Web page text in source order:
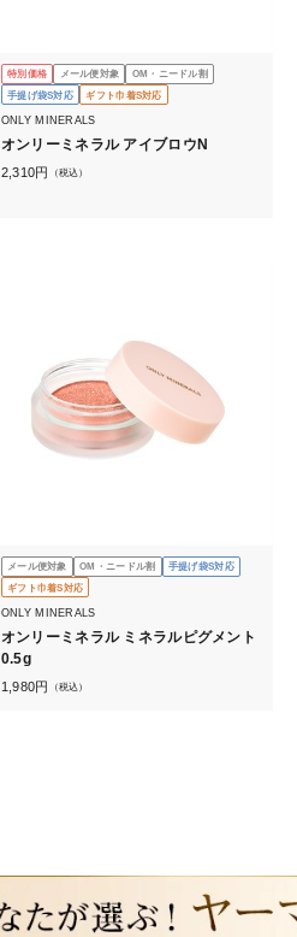
特別価格 メール便対象
OM・ニードル割
手提げ袋S対応
ギフト巾着S対応
ONLY MINERALS
オンリーミネラル アイブロウN
2,310円 （税込）
メール便対象 OM・ニードル割
手提げ袋S対応
ギフト巾着S対応
ONLY MINERALS
オンリーミネラル ミネラルピグメント
0.5g
1,980円 （税込）